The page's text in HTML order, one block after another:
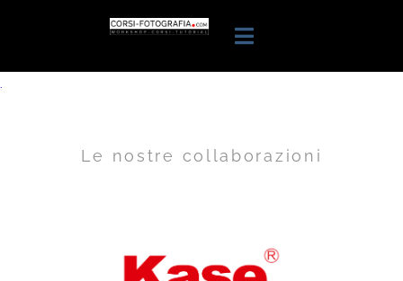
Le nostre collaborazioni